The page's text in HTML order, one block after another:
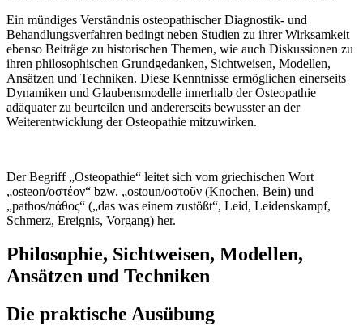
Ein mündiges Verständnis osteopathischer Diagnostik- und
Behandlungsverfahren bedingt neben Studien zu ihrer Wirksamkeit
ebenso Beiträge zu historischen Themen, wie auch Diskussionen zu
ihren philosophischen Grundgedanken, Sichtweisen, Modellen,
Ansätzen und Techniken. Diese Kenntnisse ermöglichen einerseits
Dynamiken und Glaubensmodelle innerhalb der Osteopathie
adäquater zu beurteilen und andererseits bewusster an der
Weiterentwicklung der Osteopathie mitzuwirken.
Der Begriff „Osteopathie“ leitet sich vom griechischen Wort
„osteon/οστέον“ bzw. „ostoun/οστοῦν (Knochen, Bein) und
„pathos/πάθος“ („das was einem zustößt“, Leid, Leidenskampf,
Schmerz, Ereignis, Vorgang) her.
Philosophie, Sichtweisen, Modellen,
Ansätzen und Techniken
Die praktische Ausübung